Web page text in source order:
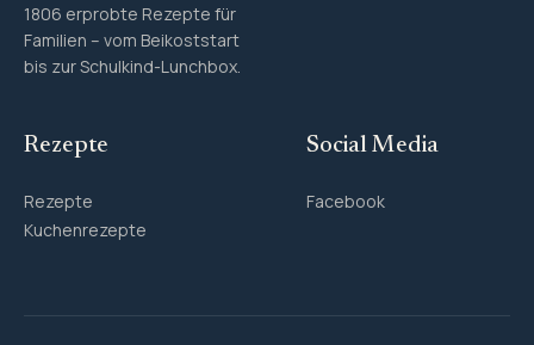
1806 erprobte Rezepte für
Familien – vom Beikoststart
bis zur Schulkind-Lunchbox.
Rezepte
Rezepte
Kuchenrezepte
Social Media
Facebook